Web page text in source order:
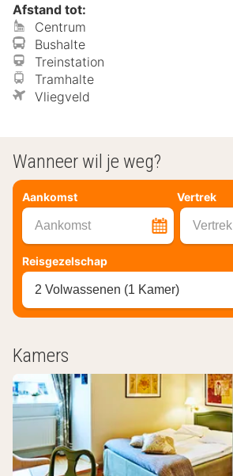
Afstand tot:
Centrum
Bushalte
Treinstation
Tramhalte
Vliegveld
Wanneer wil je weg?
Aankomst Vertrek
Aankomst Vertrek
Reisgezelschap
2 Volwassenen (1 Kamer)
Kamers